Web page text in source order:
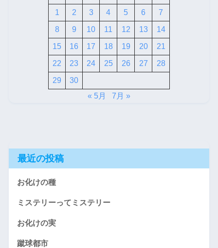
1 2 3 4 5 6 7
8 9 10 11 12 13 14
15 16 17 18 19 20 21
22 23 24 25 26 27 28
29
30
« 5月
7月 »
最近の投稿
お化けの種
ミステリーってミステリー
お化けの実
蹴球都市